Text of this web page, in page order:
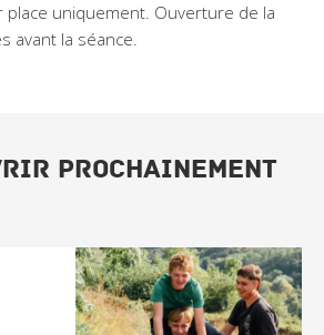
place uniquement. Ouverture de la
avant la séance.
PROCHAINEMENT